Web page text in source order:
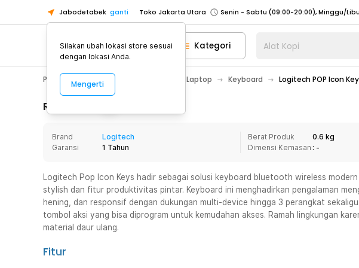
Jabodetabek ganti Toko Jakarta Utara
Toko Tangerang
Toko Cikupa
Pick n Go Jakarta Barat
Senin - Jumat (07:00 - 20:00),
Pick n Go Bekasi
Senin - Jumat (08:00 - 20:00), Sabtu -
Senin - Jumat (08:00 - 20:00), Sabtu -
Senin - Sabtu (09:00-20:00), Minggu/
Senin - Sabtu (09:00-20:00), Minggu/
Toko Tangerang
Toko Cikupa
Pick n Go Jakarta Barat
Senin - Jumat (07:00 - 20:00),
Kategori Alat Kopi
PC & Laptop Aksesoris Komputer & Laptop Keyboard Logitech POP Icon
Rincian Produk
Brand
Logitech
Garansi
1 Tahun
Berat Produk
0.6 kg
Dimensi Kemasan : -
Logitech Pop Icon Keys hadir sebagai solusi keyboard bluetooth wireless
stylish dan fitur produktivitas pintar. Keyboard ini menghadirkan pengalaman
hening, dan responsif dengan dukungan multi-device hingga 3 perangkat
tombol aksi yang bisa diprogram untuk kemudahan akses. Ramah lingkungan
material daur ulang.
Fitur
Silakan ubah lokasi store sesuai
dengan lokasi Anda.
Mengerti